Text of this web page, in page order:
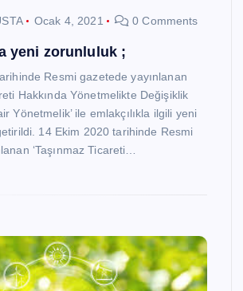
Ocak 4, 2021 0 Comments
yeni zorunluluk ;
Resmi gazetede yayınlanan
Hakkında Yönetmelikte Değişiklik
Yönetmelik’ ile emlakçılıkla ilgili yeni
14 Ekim 2020 tarihinde Resmi
‘Taşınmaz Ticareti…